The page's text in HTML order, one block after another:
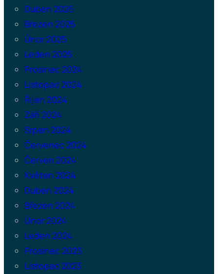
Duben 2025
Březen 2025
Únor 2025
Leden 2025
Prosinec 2024
Listopad 2024
Říjen 2024
Září 2024
Srpen 2024
Červenec 2024
Červen 2024
Květen 2024
Duben 2024
Březen 2024
Únor 2024
Leden 2024
Prosinec 2023
Listopad 2023